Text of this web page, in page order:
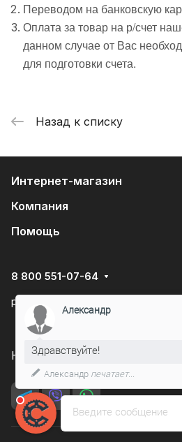
Переводом на банковскую
Оплата за товар на р/счет
данном случае от Вас
для подготовки счета.
Назад к списку
Интернет-магазин
Компания
Помощь
8 800 551-07-64
podarovdr@specautotrade.pro
Нижний Новгород, Чаадаева
Введите сообщение
Александр
Здравствуйте!
Александр печатает...